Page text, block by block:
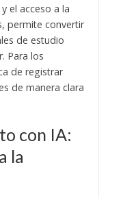
el acceso a la
permite convertir
de estudio
Para los
de registrar
de manera clara
con IA:
la